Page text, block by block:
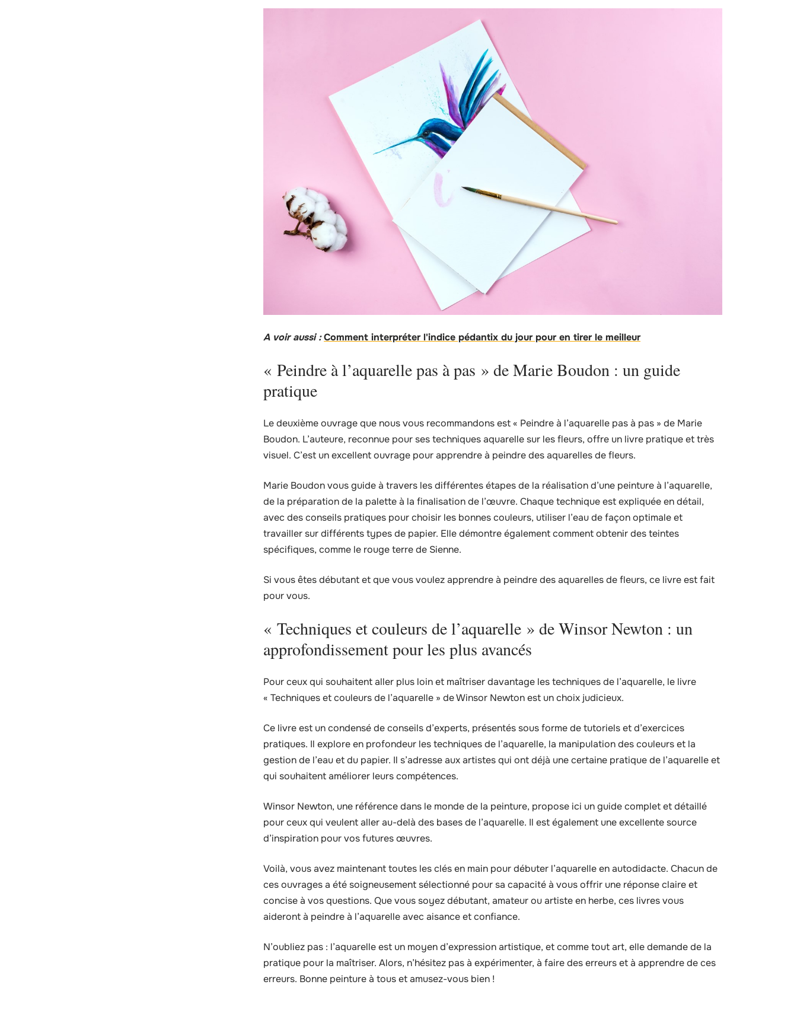
A voir aussi :Comment interpréter l'indice pédantix du jour pour en tirer le meilleur
« Peindre à l’aquarelle pas à pas » de Marie Boudon : un guide
pratique
Le deuxième ouvrage que nous vous recommandons est « Peindre à l’aquarelle pas à pas » de Marie
Boudon. L’auteure, reconnue pour ses techniques aquarelle sur les fleurs, offre un livre pratique et très
visuel. C’est un excellent ouvrage pour apprendre à peindre des aquarelles de fleurs.
Marie Boudon vous guide à travers les différentes étapes de la réalisation d’une peinture à l’aquarelle,
de la préparation de la palette à la finalisation de l’œuvre. Chaque technique est expliquée en détail,
avec des conseils pratiques pour choisir les bonnes couleurs, utiliser l’eau de façon optimale et
travailler sur différents types de papier. Elle démontre également comment obtenir des teintes
spécifiques, comme le rouge terre de Sienne.
Si vous êtes débutant et que vous voulez apprendre à peindre des aquarelles de fleurs, ce livre est fait
pour vous.
« Techniques et couleurs de l’aquarelle » de Winsor Newton : un
approfondissement pour les plus avancés
Pour ceux qui souhaitent aller plus loin et maîtriser davantage les techniques de l’aquarelle, le livre
« Techniques et couleurs de l’aquarelle » de Winsor Newton est un choix judicieux.
Ce livre est un condensé de conseils d’experts, présentés sous forme de tutoriels et d’exercices
pratiques. Il explore en profondeur les techniques de l’aquarelle, la manipulation des couleurs et la
gestion de l’eau et du papier. Il s’adresse aux artistes qui ont déjà une certaine pratique de l’aquarelle et
qui souhaitent améliorer leurs compétences.
Winsor Newton, une référence dans le monde de la peinture, propose ici un guide complet et détaillé
pour ceux qui veulent aller au-delà des bases de l’aquarelle. Il est également une excellente source
d’inspiration pour vos futures œuvres.
Voilà, vous avez maintenant toutes les clés en main pour débuter l’aquarelle en autodidacte. Chacun de
ces ouvrages a été soigneusement sélectionné pour sa capacité à vous offrir une réponse claire et
concise à vos questions. Que vous soyez débutant, amateur ou artiste en herbe, ces livres vous
aideront à peindre à l’aquarelle avec aisance et confiance.
N’oubliez pas : l’aquarelle est un moyen d’expression artistique, et comme tout art, elle demande de la
pratique pour la maîtriser. Alors, n’hésitez pas à expérimenter, à faire des erreurs et à apprendre de ces
erreurs. Bonne peinture à tous et amusez-vous bien !